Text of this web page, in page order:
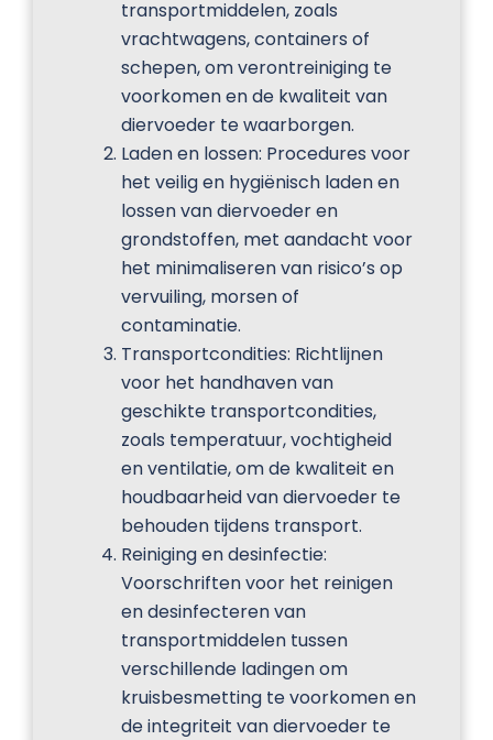
transportmiddelen, zoals
vrachtwagens, containers of
schepen, om verontreiniging te
voorkomen en de kwaliteit van
diervoeder te waarborgen.
Laden en lossen: Procedures voor
het veilig en hygiënisch laden en
lossen van diervoeder en
grondstoffen, met aandacht voor
het minimaliseren van risico’s op
vervuiling, morsen of
contaminatie.
Transportcondities: Richtlijnen
voor het handhaven van
geschikte transportcondities,
zoals temperatuur, vochtigheid
en ventilatie, om de kwaliteit en
houdbaarheid van diervoeder te
behouden tijdens transport.
Reiniging en desinfectie:
Voorschriften voor het reinigen
en desinfecteren van
transportmiddelen tussen
verschillende ladingen om
kruisbesmetting te voorkomen en
de integriteit van diervoeder te